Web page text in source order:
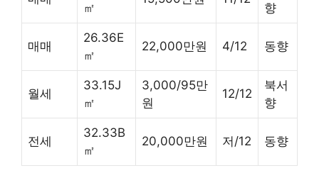
㎡
향
매매
26.36E
㎡
22,000만원 4/12 동향
월세
33.15J
㎡
3,000/95만
원
12/12
북서
향
전세
32.33B
㎡
20,000만원 저/12 동향